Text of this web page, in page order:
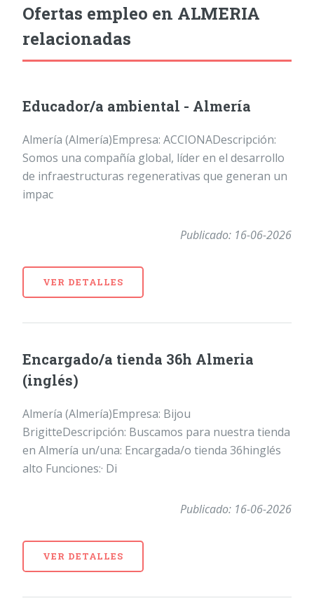
Ofertas empleo en ALMERIA
relacionadas
Educador/a ambiental - Almería
Almería (Almería)Empresa: ACCIONADescripción:
Somos una compañía global, líder en el desarrollo
de infraestructuras regenerativas que generan un
impac
Publicado: 16-06-2026
VER DETALLES
Encargado/a tienda 36h Almeria
(inglés)
Almería (Almería)Empresa: Bijou
BrigitteDescripción: Buscamos para nuestra tienda
en Almería un/una: Encargada/o tienda 36hinglés
alto Funciones:· Di
Publicado: 16-06-2026
VER DETALLES